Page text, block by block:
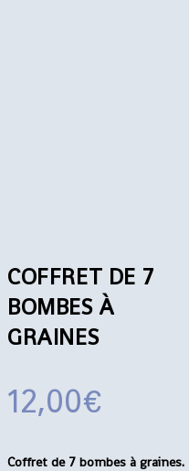
COFFRET DE 7
BOMBES À
GRAINES
12,00€
Coffret de 7 bombes à graines.